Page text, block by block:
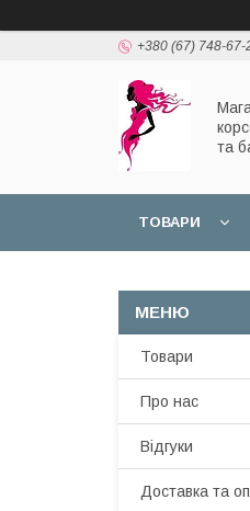
+380 (67) 748-67-
та
ТОВАРИ
Товари
Про нас
Відгуки
Доставка та